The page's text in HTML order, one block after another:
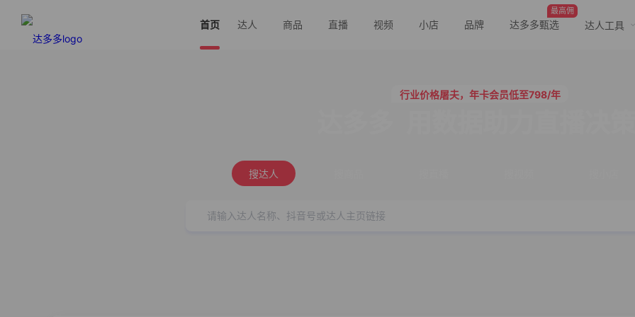
首页 达人 商品 直播 视频 小店 品牌
最高佣
达多多甄选 达人工具
行业价格屠夫，年卡会员低至798/年
搜达人